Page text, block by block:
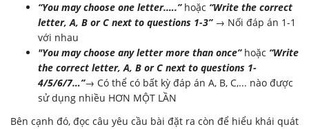
“You may choose one letter.….”hoặc “Write the correct
letter, A, B or C next to questions 1-3” → Nối đáp án 1-1
với nhau
"You may choose any letter more than once”hoặc “Write
the correct letter, A, B or C next to questions 1-
4/5/6/7…”→ Có thể có bất kỳ đáp án A, B, C,... nào được
sử dụng nhiều HƠN MỘT LẦN
Bên cạnh đó, đọc câu yêu cầu bài đặt ra còn để hiểu khái quát